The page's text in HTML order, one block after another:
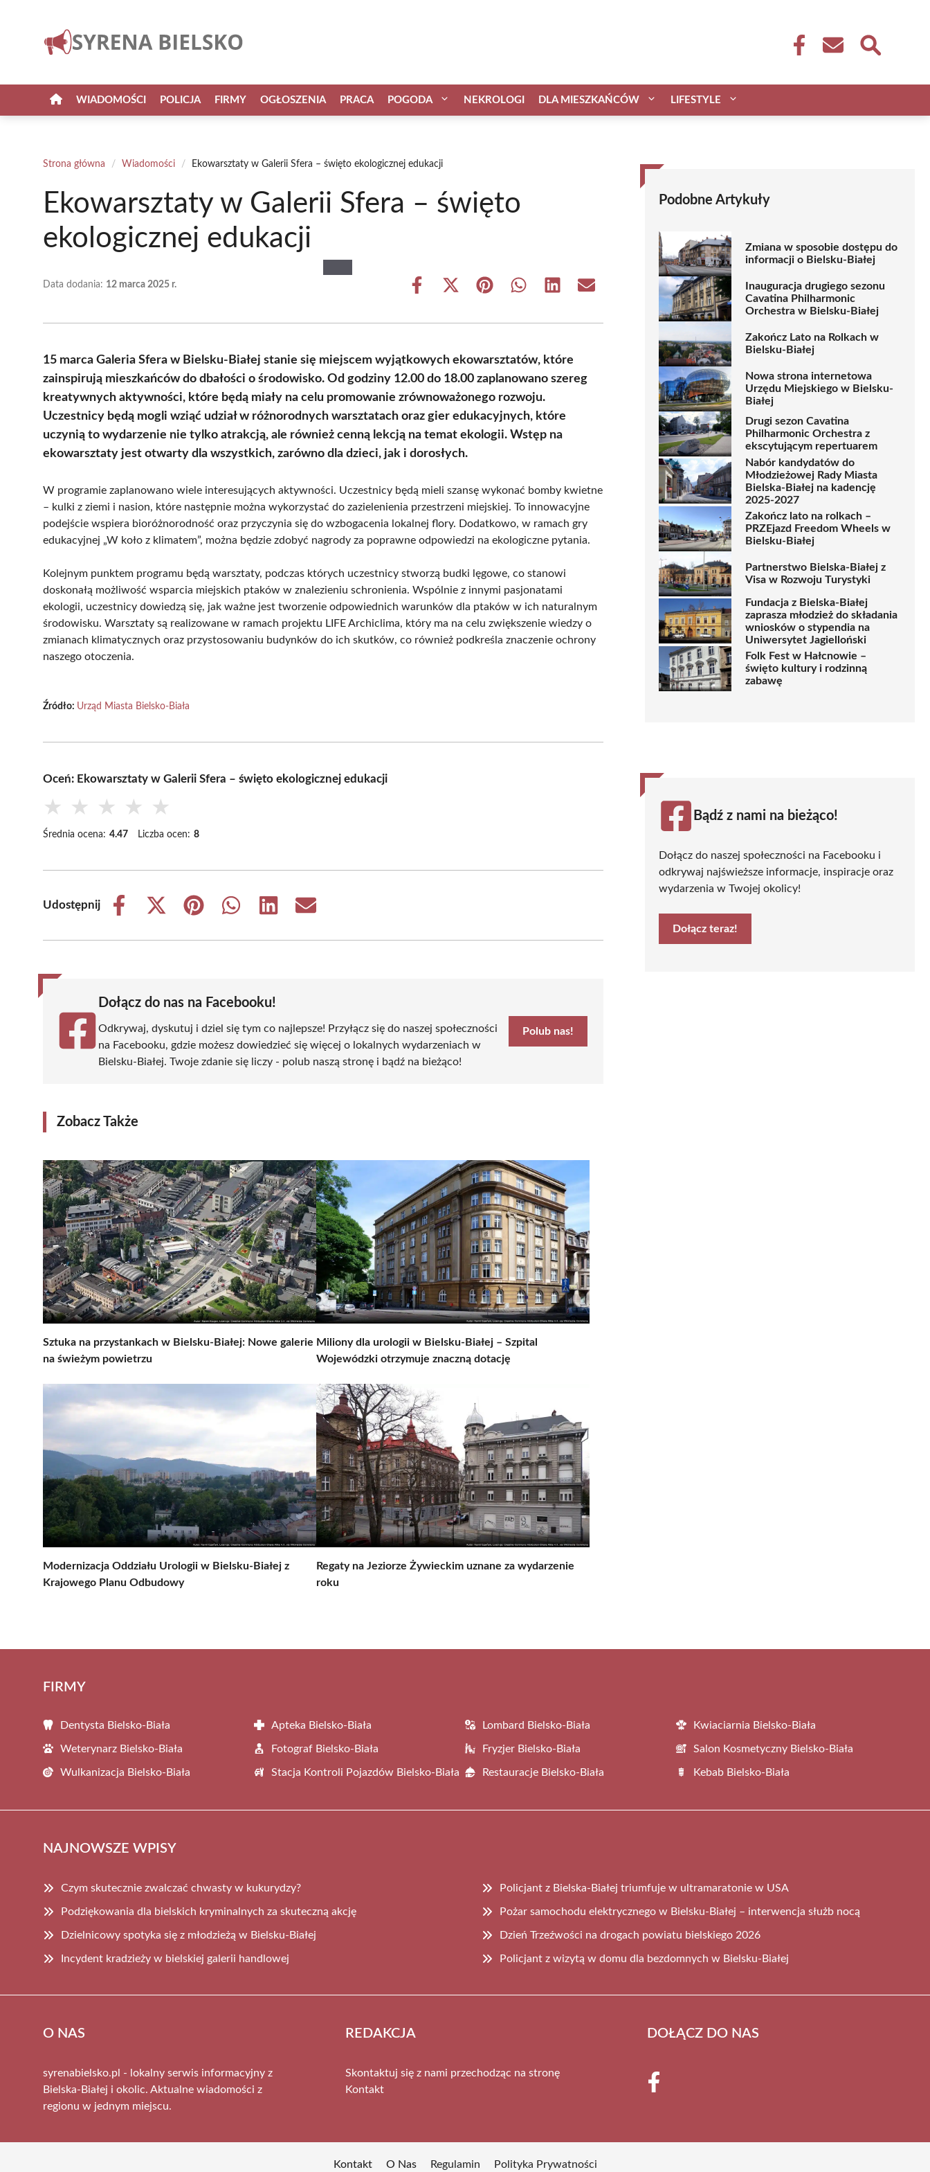
WIADOMOŚCI POLICJA FIRMY OGŁOSZENIA PRACA POGODA NEKROLOGI DLA MIESZKAŃCÓW LIFESTYLE
Strona główna / Wiadomości / Ekowarsztaty w Galerii Sfera – święto ekologicznej edukacji
Ekowarsztaty w Galerii Sfera – święto
ekologicznej edukacji
Data dodania: 12 marca 2025 r.
Share
Share
(Twitter)
Share Share Share Share
15 marca Galeria Sfera w Bielsku-Białej stanie się miejscem wyjątkowych ekowarsztatów, które
zainspirują mieszkańców do dbałości o środowisko. Od godziny 12.00 do 18.00 zaplanowano szereg
kreatywnych aktywności, które będą miały na celu promowanie zrównoważonego rozwoju.
Uczestnicy będą mogli wziąć udział w różnorodnych warsztatach oraz gier edukacyjnych, które
uczynią to wydarzenie nie tylko atrakcją, ale również cenną lekcją na temat ekologii. Wstęp na
ekowarsztaty jest otwarty dla wszystkich, zarówno dla dzieci, jak i dorosłych.
W programie zaplanowano wiele interesujących aktywności. Uczestnicy będą mieli szansę wykonać bomby kwietne
– kulki z ziemi i nasion, które następnie można wykorzystać do zazielenienia przestrzeni miejskiej. To innowacyjne
podejście wspiera bioróżnorodność oraz przyczynia się do wzbogacenia lokalnej flory. Dodatkowo, w ramach gry
edukacyjnej „W koło z klimatem”, można będzie zdobyć nagrody za poprawne odpowiedzi na ekologiczne pytania.
Kolejnym punktem programu będą warsztaty, podczas których uczestnicy stworzą budki lęgowe, co stanowi
doskonałą możliwość wsparcia miejskich ptaków w znalezieniu schronienia. Wspólnie z innymi pasjonatami
ekologii, uczestnicy dowiedzą się, jak ważne jest tworzenie odpowiednich warunków dla ptaków w ich naturalnym
środowisku. Warsztaty są realizowane w ramach projektu LIFE Archiclima, który ma na celu zwiększenie wiedzy o
zmianach klimatycznych oraz przystosowaniu budynków do ich skutków, co również podkreśla znaczenie ochrony
naszego otoczenia.
Źródło: Urząd Miasta Bielsko-Biała
Oceń: Ekowarsztaty w Galerii Sfera – święto ekologicznej edukacji
★ ★ ★ ★ ★
Średnia ocena: 4.47 Liczba ocen: 8
Udostępnij
Share
Share
(Twitter)
Share
Share
Share
Share
Dołącz do nas na Facebooku!
Odkrywaj, dyskutuj i dziel się tym co najlepsze! Przyłącz się do naszej społeczności
na Facebooku, gdzie możesz dowiedzieć się więcej o lokalnych wydarzeniach w
Bielsku-Białej. Twoje zdanie się liczy - polub naszą stronę i bądź na bieżąco!
Polub nas!
Zobacz Także
Sztuka na przystankach w Bielsku-Białej: Nowe galerie
na świeżym powietrzu
Miliony dla urologii w Bielsku-Białej – Szpital
Wojewódzki otrzymuje znaczną dotację
Modernizacja Oddziału Urologii w Bielsku-Białej z
Krajowego Planu Odbudowy
Regaty na Jeziorze Żywieckim uznane za wydarzenie
roku
Podobne Artykuły
Zmiana w sposobie dostępu do
informacji o Bielsku-Białej
Inauguracja drugiego sezonu
Cavatina Philharmonic
Orchestra w Bielsku-Białej
Zakończ Lato na Rolkach w
Bielsku-Białej
Nowa strona internetowa
Urzędu Miejskiego w Bielsku-
Białej
Drugi sezon Cavatina
Philharmonic Orchestra z
ekscytującym repertuarem
Nabór kandydatów do
Młodzieżowej Rady Miasta
Bielska-Białej na kadencję
2025-2027
Zakończ lato na rolkach –
PRZEjazd Freedom Wheels w
Bielsku-Białej
Partnerstwo Bielska-Białej z
Visa w Rozwoju Turystyki
Fundacja z Bielska-Białej
zaprasza młodzież do składania
wniosków o stypendia na
Uniwersytet Jagielloński
Folk Fest w Hałcnowie –
święto kultury i rodzinną
zabawę
Bądź z nami na bieżąco!
Dołącz do naszej społeczności na Facebooku i
odkrywaj najświeższe informacje, inspiracje oraz
wydarzenia w Twojej okolicy!
Dołącz teraz!
FIRMY
Dentysta Bielsko-Biała Apteka Bielsko-Biała Lombard Bielsko-Biała Kwiaciarnia Bielsko-Biała
Weterynarz Bielsko-Biała Fotograf Bielsko-Biała Fryzjer Bielsko-Biała Salon Kosmetyczny Bielsko-Biała
Wulkanizacja Bielsko-Biała Stacja Kontroli Pojazdów Bielsko-Biała Restauracje Bielsko-Biała Kebab Bielsko-Biała
NAJNOWSZE WPISY
Czym skutecznie zwalczać chwasty w kukurydzy? Policjant z Bielska-Białej triumfuje w ultramaratonie w USA
Podziękowania dla bielskich kryminalnych za skuteczną akcję Pożar samochodu elektrycznego w Bielsku-Białej – interwencja służb nocą
Dzielnicowy spotyka się z młodzieżą w Bielsku-Białej Dzień Trzeźwości na drogach powiatu bielskiego 2026
Incydent kradzieży w bielskiej galerii handlowej Policjant z wizytą w domu dla bezdomnych w Bielsku-Białej
O NAS
syrenabielsko.pl - lokalny serwis informacyjny z
Bielska-Białej i okolic. Aktualne wiadomości z
regionu w jednym miejscu.
REDAKCJA
Skontaktuj się z nami przechodząc na stronę
Kontakt
DOŁĄCZ DO NAS
Kontakt O Nas Regulamin Polityka Prywatności